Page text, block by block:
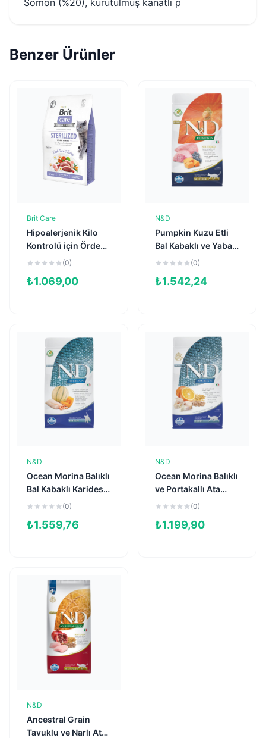
Somon (%20), kurutulmuş kanatlı p
Benzer Ürünler
Sepete Ekle
Brit Care
Hipoalerjenik Kilo
Kontrolü için Ördekli
Tahılsız
Maması 2kg
(0)
₺1.069,00
N&D
Pumpkin Kuzu Etli
Bal Kabaklı ve Yaban
Mersinli Tahılsız
Maması 1,5kg
(0)
₺1.542,24
N&D
Ocean Morina Balıklı
Bal Kabaklı Karidesli
ve Kavunlu Tahılsız
1,5kg
(0)
₺1.559,76
N&D
Ocean Morina Balıklı
ve Portakallı Ata
Tahıllı Yetişkin Kedi
(0)
₺1.199,90
N&D
Ancestral Grain
Tavuklu ve Narlı Ata